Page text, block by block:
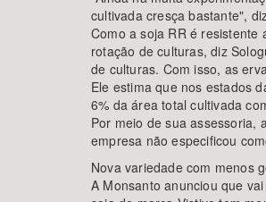
cultivada cresça bastante",
Como a soja RR é
rotação de culturas, diz
de culturas. Com isso, as
Ele estima que nos estados
6% da área total cultivada
Por meio de sua assessoria,
empresa não especificou
Nova variedade com menos
A Monsanto anunciou que